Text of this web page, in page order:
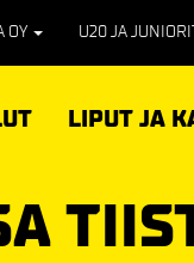
OY U20 JA
LIPUT JA